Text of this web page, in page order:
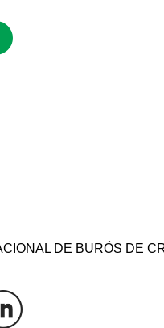
DE BURÓS DE